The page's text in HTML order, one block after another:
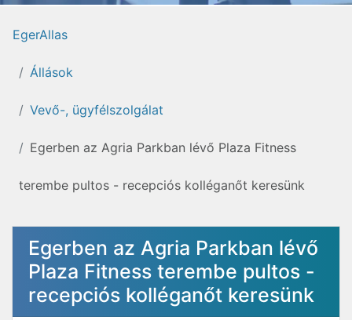
EgerAllas
Állások
Vevő-, ügyfélszolgálat
Egerben az Agria Parkban lévő Plaza Fitness
terembe pultos - recepciós kolléganőt keresünk
Egerben az Agria Parkban lévő
Plaza Fitness terembe pultos -
recepciós kolléganőt keresünk